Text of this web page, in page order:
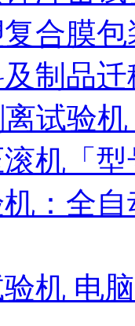
合膜
制品
试验
机「
：全
机 电